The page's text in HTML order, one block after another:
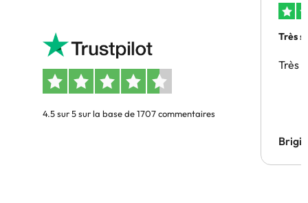
4.5 sur 5 sur la base de 1707 commentaires
Très
Très